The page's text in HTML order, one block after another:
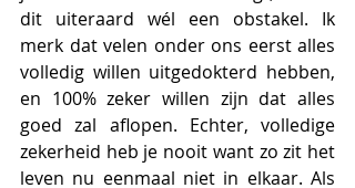
dit uiteraard wél een obstakel. Ik
merk dat velen onder ons eerst alles
volledig willen uitgedokterd hebben,
en 100% zeker willen zijn dat alles
goed zal aflopen. Echter, volledige
zekerheid heb je nooit want zo zit het
leven nu eenmaal niet in elkaar. Als